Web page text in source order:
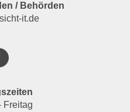
/ Behörden
it.de
Freitag